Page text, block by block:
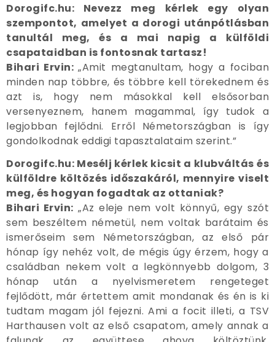
Dorogifc.hu: Nevezz meg kérlek egy olyan
szempontot, amelyet a dorogi utánpótlásban
tanultál meg, és a mai napig a külföldi
csapataidban is fontosnak tartasz!
Bihari Ervin:„Amit megtanultam, hogy a fociban
minden nap többre, és többre kell törekednem és
azt is, hogy nem másokkal kell elsősorban
versenyeznem, hanem magammal, így tudok a
legjobban fejlődni. Erről Németországban is így
gondolkodnak eddigi tapasztalataim szerint.”
Dorogifc.hu: Mesélj kérlek kicsit a klubváltás és
külföldre költözés időszakáról, mennyire viselt
meg, és hogyan fogadtak az ottaniak?
Bihari Ervin: „Az eleje nem volt könnyű, egy szót
sem beszéltem németül, nem voltak barátaim és
ismerőseim sem Németországban, az első pár
hónap így nehéz volt, de mégis úgy érzem, hogy a
családban nekem volt a legkönnyebb dolgom, 3
hónap után a nyelvismeretem rengeteget
fejlődött, már értettem amit mondanak és én is ki
tudtam magam jól fejezni. Ami a focit illeti, a TSV
Harthausen volt az első csapatom, amely annak a